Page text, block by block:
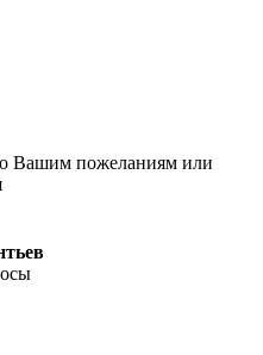
Вашим пожеланиям или